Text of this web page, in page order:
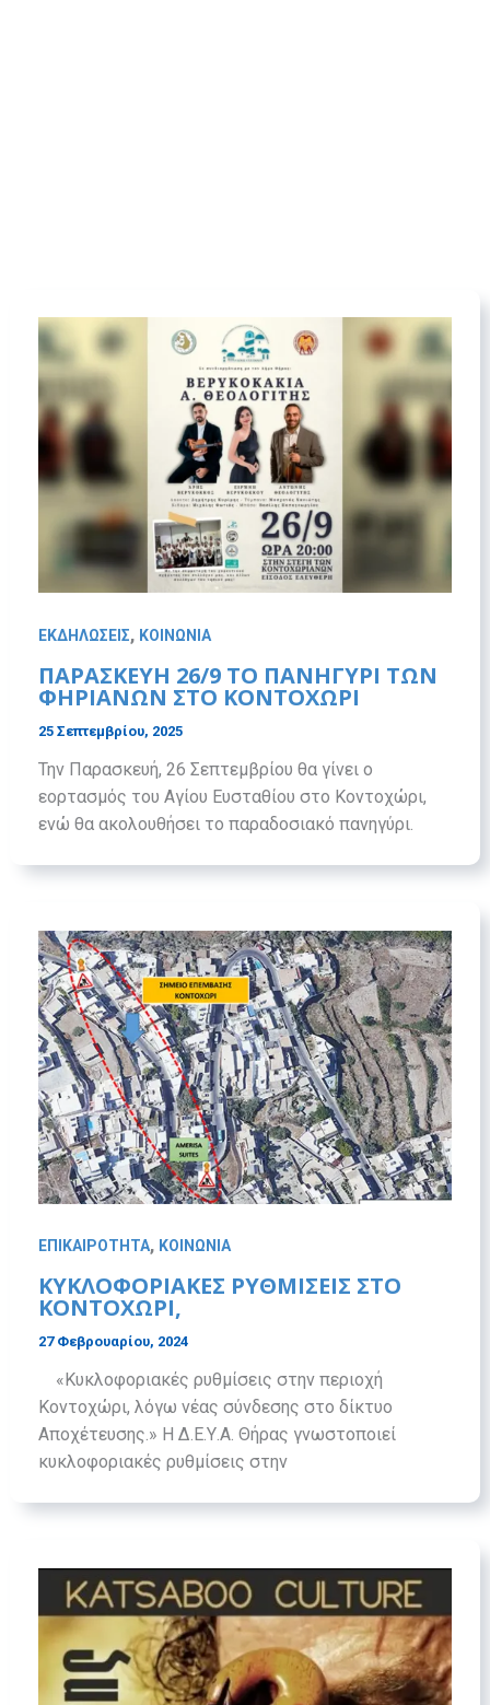
ΕΚΔΗΛΩΣΕΙΣ, ΚΟΙΝΩΝΙΑ
ΠΑΡΑΣΚΕΥΉ 26/9 ΤΟ ΠΑΝΗΓΎΡΙ ΤΩΝ
ΦΗΡΙΑΝΏΝ ΣΤΟ ΚΟΝΤΟΧΏΡΙ
25 Σεπτεμβρίου, 2025
Την Παρασκευή, 26 Σεπτεμβρίου θα γίνει ο
εορτασμός του Αγίου Ευσταθίου στο Κοντοχώρι,
ενώ θα ακολουθήσει το παραδοσιακό πανηγύρι.
ΕΠΙΚΑΙΡΟΤΗΤΑ, ΚΟΙΝΩΝΙΑ
ΚΥΚΛΟΦΟΡΙΑΚΈΣ ΡΥΘΜΊΣΕΙΣ ΣΤΟ
ΚΟΝΤΟΧΏΡΙ,
27 Φεβρουαρίου, 2024
«Κυκλοφοριακές ρυθμίσεις στην περιοχή
Κοντοχώρι, λόγω νέας σύνδεσης στο δίκτυο
Αποχέτευσης.» Η Δ.Ε.Υ.Α. Θήρας γνωστοποιεί
κυκλοφοριακές ρυθμίσεις στην